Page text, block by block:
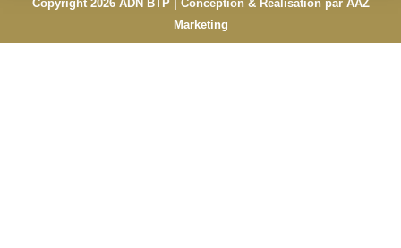
Copyright 2026 ADN BTP | Conception & Réalisation par AAZ
Marketing